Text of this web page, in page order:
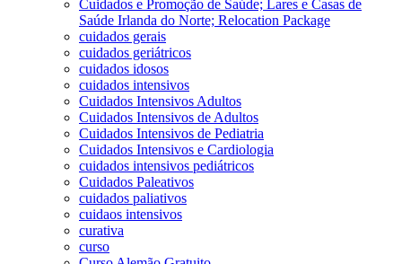
Cuidados e Promoção de Saúde; Lares e Casas de
Saúde Irlanda do Norte; Relocation Package
cuidados gerais
cuidados geriátricos
cuidados idosos
cuidados intensivos
Cuidados Intensivos Adultos
Cuidados Intensivos de Adultos
Cuidados Intensivos de Pediatria
Cuidados Intensivos e Cardiologia
cuidados intensivos pediátricos
Cuidados Paleativos
cuidados paliativos
cuidaos intensivos
curativa
curso